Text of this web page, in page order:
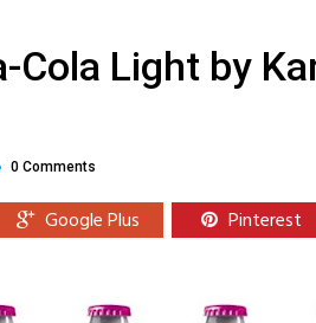
Cola Light by
0 Comments
Google Plus Pinterest